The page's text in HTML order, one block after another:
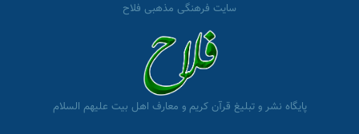
سایت فرهنگی مذهبی فلاح
پایگاه نشر و تبلیغ قرآن کریم و معارف اهل بیت علیهم السلام